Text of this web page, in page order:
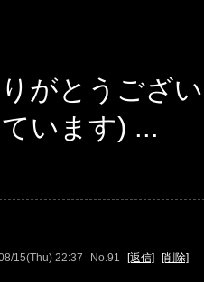
がとうござ
います) ...
15(Thu) 22:37 No.91 [返信] [削除]